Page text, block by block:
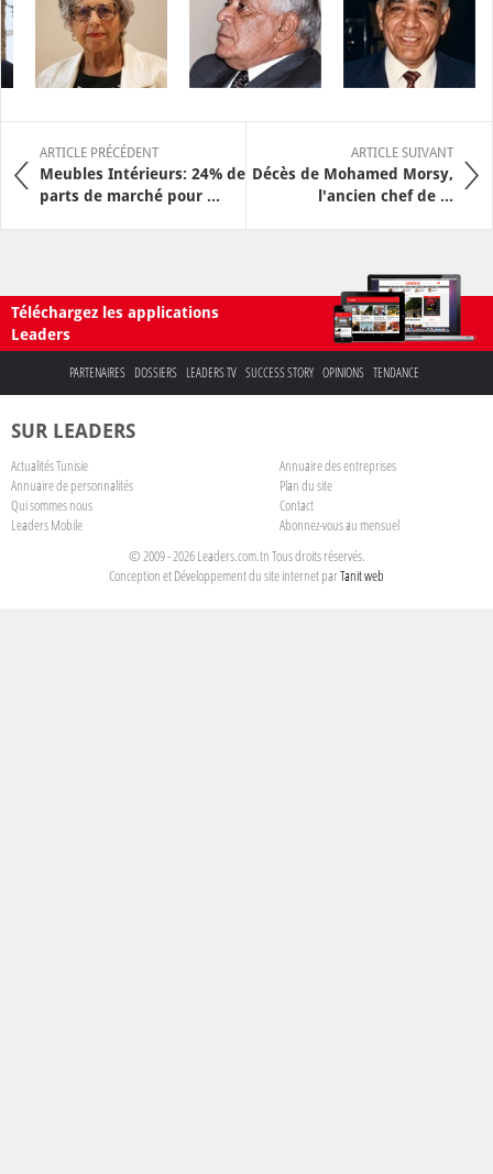
ARTICLE PRÉCÉDENT
Meubles Intérieurs: 24% de
parts de marché pour ...
ARTICLE SUIVANT
Décès de Mohamed Morsy,
l'ancien chef de ...
Téléchargez les applications
Leaders
PARTENAIRES DOSSIERS LEADERS TV SUCCESS STORY OPINIONS TENDANCE
SUR LEADERS
Actualités Tunisie
Annuaire des entreprises
Annuaire de personnalités
Plan du site
Qui sommes nous
Contact
Leaders Mobile
Abonnez-vous au mensuel
© 2009 - 2026 Leaders.com.tn Tous droits réservés.
Conception et Développement du site internet parTanit web